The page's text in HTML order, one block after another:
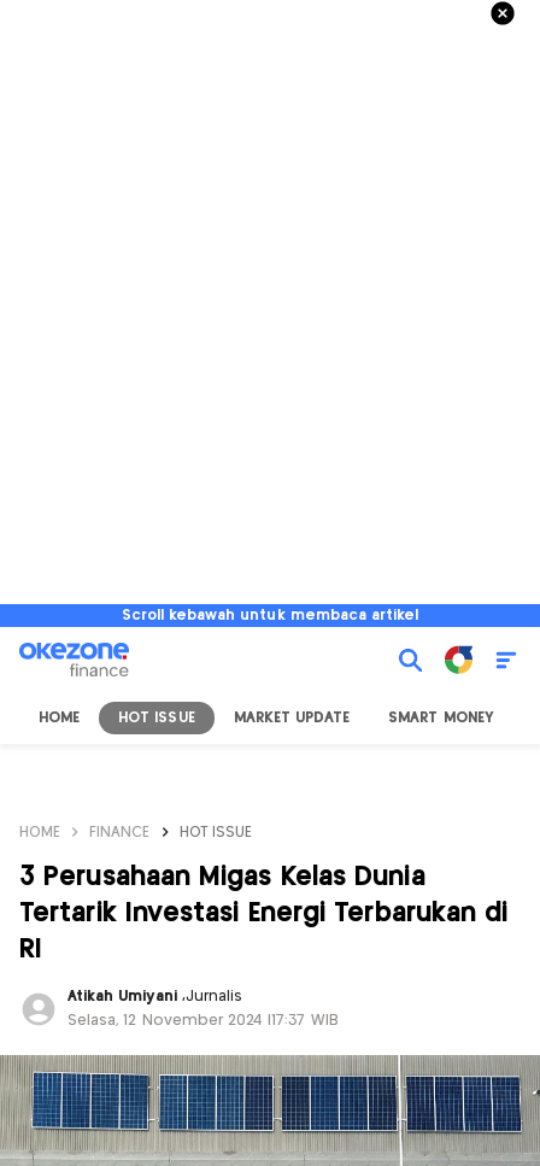
Scroll kebawah untuk membaca artikel
HOME HOT ISSUE MARKET UPDATE SMART MONEY
HOME FINANCE HOT ISSUE
3 Perusahaan Migas Kelas Dunia
Tertarik Investasi Energi Terbarukan di
RI
Atikah Umiyani ,Jurnalis
Selasa, 12 November 2024 |17:37 WIB